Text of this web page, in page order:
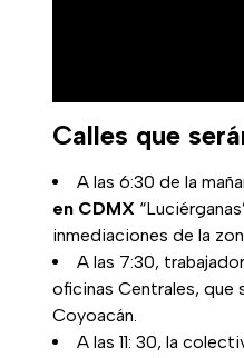
Calles que
A las 6:30 de la
en CDMX
inmediaciones de la
A las 7:30,
oficinas Centrales, que
Coyoacán.
A las 11: 30, la